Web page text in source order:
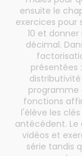
ensuite le
exercices pour
10 et
décimal.
présentées
programme
fonctions
l'élève les
antécédent. Le
vidéos et
série tandis